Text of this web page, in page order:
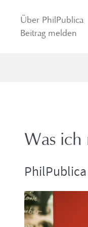
Über Phil­Pu­bli­ca
Bei­trag mel­den
Was ich